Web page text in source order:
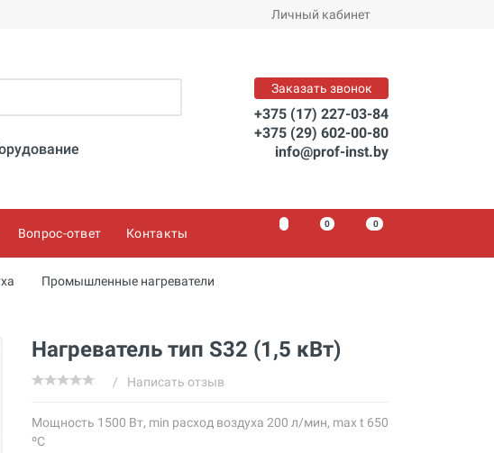
Личный кабинет
Заказать звонок
+375 (17) 227-03-84
+375 (29) 602-00-80
info@prof-inst.by
Вопрос-ответ Контакты
0 00
Промышленные нагреватели
Нагреватель тип S32 (1,5 кВт)
/ Написать отзыв
Мощность 1500 Вт, min расход воздуха 200 л/мин, max t 650
ºС